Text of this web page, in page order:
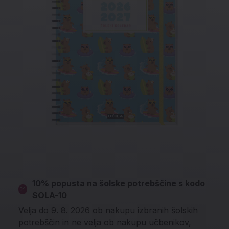
10% popusta na šolske potrebščine s kodo
SOLA-10
Velja do 9. 8. 2026 ob nakupu izbranih šolskih
potrebščin in ne velja ob nakupu učbenikov,